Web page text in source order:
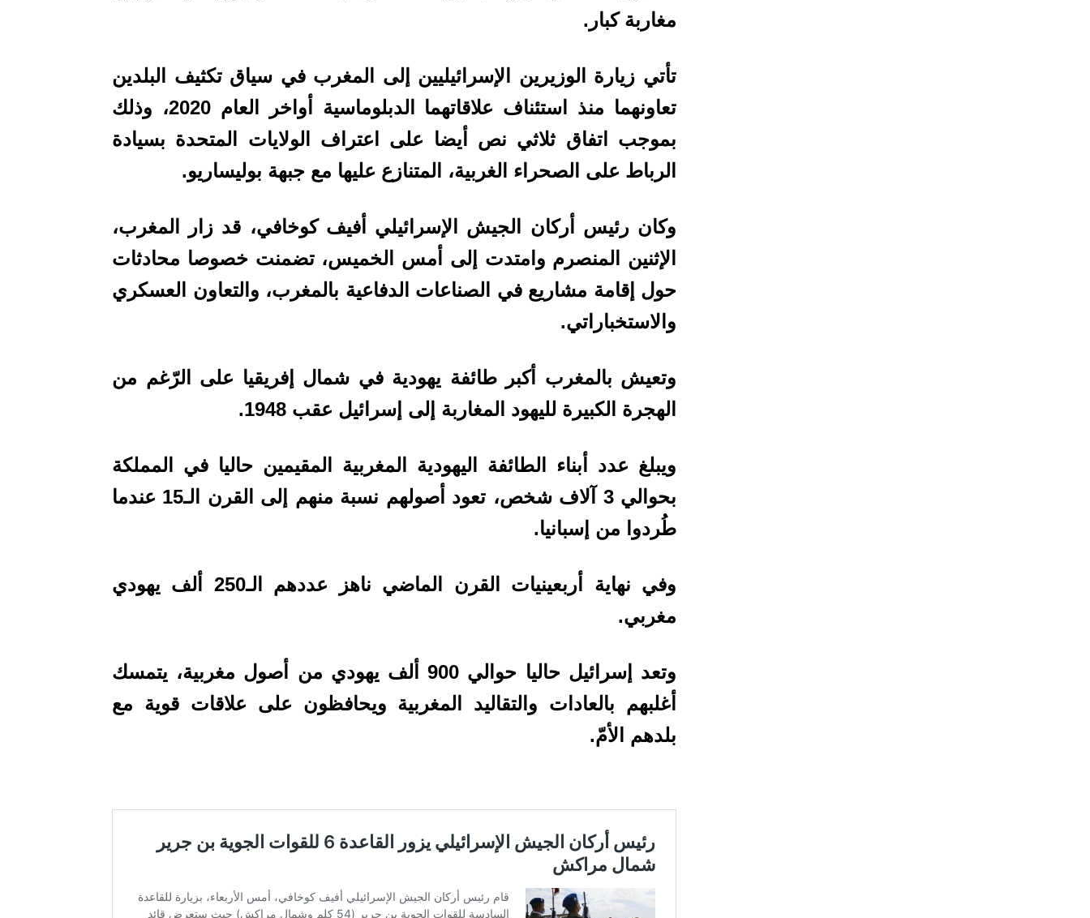
مغاربة كبار.
تأتي زيارة الوزيرين الإسرائيليين إلى المغرب في سياق تكثيف البلدين
تعاونهما منذ استئناف علاقاتهما الدبلوماسية أواخر العام 2020، وذلك
بموجب اتفاق ثلاثي نص أيضا على اعتراف الولايات المتحدة بسيادة
الرباط على الصحراء الغربية، المتنازع عليها مع جبهة بوليساريو.
وكان رئيس أركان الجيش الإسرائيلي أفيف كوخافي، قد زار المغرب،
الإثنين المنصرم وامتدت إلى أمس الخميس، تضمنت خصوصا محادثات
حول إقامة مشاريع في الصناعات الدفاعية بالمغرب، والتعاون العسكري
والاستخباراتي.
وتعيش بالمغرب أكبر طائفة يهودية في شمال إفريقيا على الرّغم من
الهجرة الكبيرة لليهود المغاربة إلى إسرائيل عقب 1948.
ويبلغ عدد أبناء الطائفة اليهودية المغربية المقيمين حاليا في المملكة
بحوالي 3 آلاف شخص، تعود أصولهم نسبة منهم إلى القرن الـ15 عندما
طُردوا من إسبانيا.
وفي نهاية أربعينيات القرن الماضي ناهز عددهم الـ250 ألف يهودي
مغربي.
وتعد إسرائيل حاليا حوالي 900 ألف يهودي من أصول مغربية، يتمسك
أغلبهم بالعادات والتقاليد المغربية ويحافظون على علاقات قوية مع
بلدهم الأمّ.